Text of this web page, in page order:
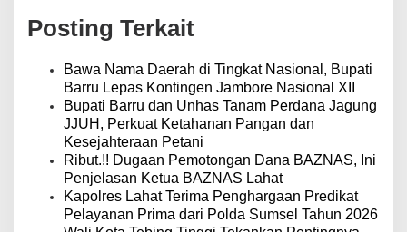
a
s
Posting Terkait
Bawa Nama Daerah di Tingkat Nasional, Bupati
Barru Lepas Kontingen Jambore Nasional XII
Bupati Barru dan Unhas Tanam Perdana Jagung
JJUH, Perkuat Ketahanan Pangan dan
Kesejahteraan Petani
Ribut.!! Dugaan Pemotongan Dana BAZNAS, Ini
Penjelasan Ketua BAZNAS Lahat
Kapolres Lahat Terima Penghargaan Predikat
Pelayanan Prima dari Polda Sumsel Tahun 2026